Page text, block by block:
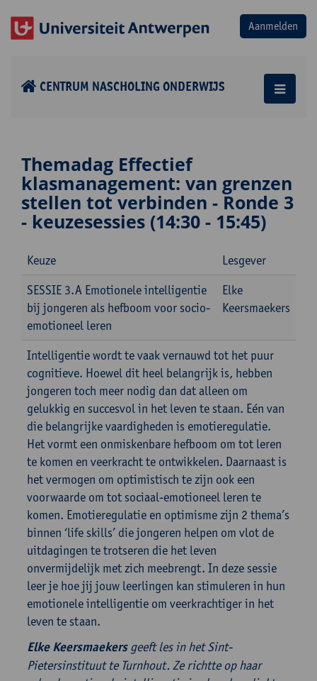
CENTRUM NASCHOLING ONDERWIJS
Themadag Effectief
klasmanagement: van grenzen
stellen tot verbinden - Ronde 3
- keuzesessies (14:30 - 15:45)
Keuze
Lesgever
SESSIE 3.A Emotionele intelligentie
bij jongeren als hefboom voor socio-
emotioneel leren
Elke
Keersmaekers
Intelligentie wordt te vaak vernauwd tot het puur
cognitieve. Hoewel dit heel belangrijk is, hebben
jongeren toch meer nodig dan dat alleen om
gelukkig en succesvol in het leven te staan. Eén van
die belangrijke vaardigheden is emotieregulatie.
Het vormt een onmiskenbare hefboom om tot leren
te komen en veerkracht te ontwikkelen. Daarnaast is
het vermogen om optimistisch te zijn ook een
voorwaarde om tot sociaal-emotioneel leren te
komen. Emotieregulatie en optimisme zijn 2 thema’s
binnen ‘life skills’ die jongeren helpen om vlot de
uitdagingen te trotseren die het leven
onvermijdelijk met zich meebrengt. In deze sessie
leer je hoe jij jouw leerlingen kan stimuleren in hun
emotionele intelligentie om veerkrachtiger in het
leven te staan.
Elke Keersmaekersgeeft les in het Sint-
Pietersinstituut te Turnhout. Ze richtte op haar